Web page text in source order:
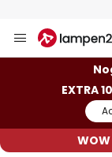
naar
EXTRA